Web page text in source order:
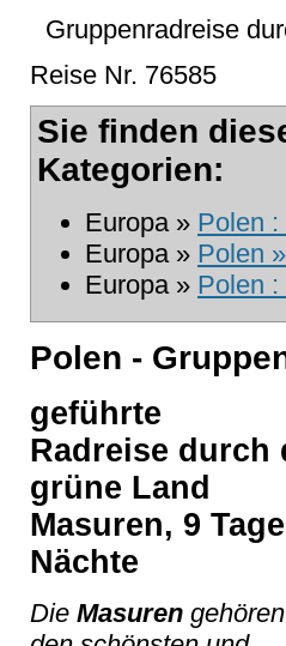
Gruppenradreise
Reise Nr. 76585
Sie finden
Kategorien:
Europa » Polen :
Europa » Polen
Europa » Polen :
Polen -
geführte
Radreise durch
grüne Land
Masuren, 9
Nächte
Die Masuren